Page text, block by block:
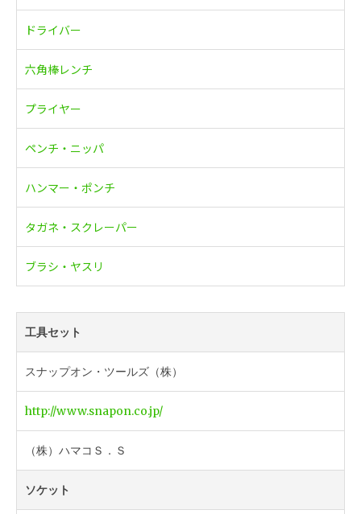
ドライバー
六角棒レンチ
プライヤー
ペンチ・ニッパ
ハンマー・ポンチ
タガネ・スクレーパー
ブラシ・ヤスリ
工具セット
スナップオン・ツールズ（株）
http://www.snapon.co.jp/
（株）ハマコＳ．Ｓ
ソケット